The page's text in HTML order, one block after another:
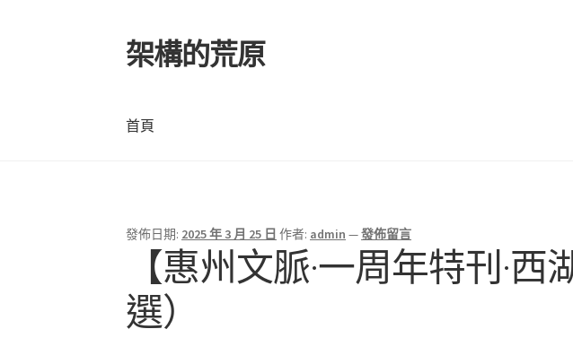
跳
至
覽
列
跳
至
要
內
架構的荒原
首頁
發佈日期: 2025 年 3 月 25 日 作者: admin —發佈留言
【惠州文脈·一周年特刊·
選）